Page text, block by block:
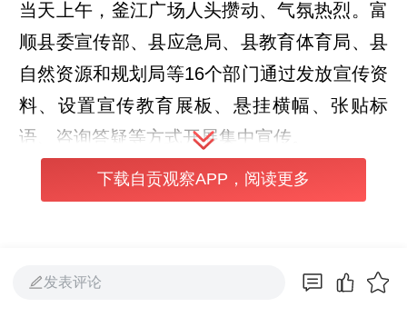
当天上午，釜江广场人头攒动、气氛热烈。富
顺县委宣传部、县应急局、县教育体育局、县
自然资源和规划局等16个部门通过发放宣传资
料、设置宣传教育展板、悬挂横幅、张贴标
语、咨询答疑等方式开展集中宣传。
2026年5月12日是我国第18个全国防灾减灾
灾救灾能力”为主题。活动期间，富顺县采
下载自贡观察APP，阅读更多
发表评论